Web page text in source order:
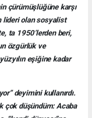
çürümüşlüğüne karşı
lideri olan sosyalist
ta 1950’lerden beri,
özgürlük ve
eşiğine kadar
deyimini kullanırdı.
çok düşündüm: Acaba